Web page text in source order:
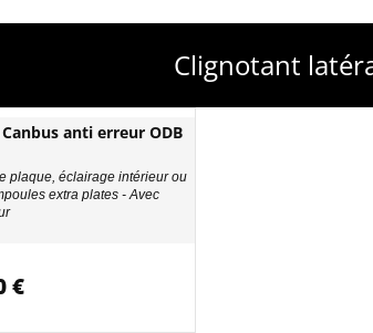
Clignotant
Canbus anti erreur ODB
plaque, éclairage intérieur ou
extra plates - Avec
€